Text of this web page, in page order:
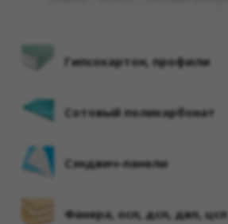
гипсокартон, профили
сотовый поликарбонат
сэндвич-панели
фанера, oсп, дсп, двп, цсп